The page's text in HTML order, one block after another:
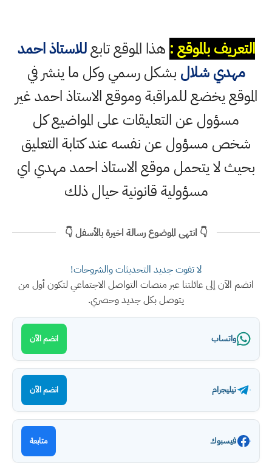
التعريف بالموقع : هذا الموقع تابعللاستاذ احمد
مهدي شلال بشكل رسمي وكل ما ينشر في
الموقع يخضع للمراقبة وموقع الاستاذ احمد غير
مسؤول عن التعليقات على المواضيع كل
شخص مسؤول عن نفسه عند كتابة التعليق
بحيث لا يتحمل موقع الاستاذ احمد مهدي اي
مسؤولية قانونية حيال ذلك
👇 انتهى الموضوع رسالة اخيرة بالأسفل 👇
لا تفوت جديد التحديثات والشروحات!
انضم الآن إلى عائلتنا عبر منصات التواصل الاجتماعي لتكون أول من
يتوصل بكل جديد وحصري.
واتساب انضم الآن
تيليجرام انضم الآن
فيسبوك متابعة